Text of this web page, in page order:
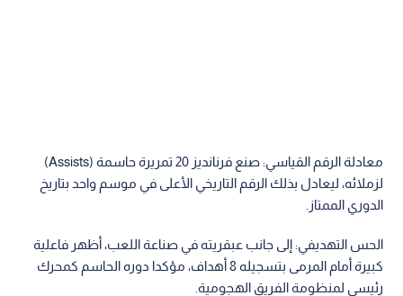
معادلة الرقم القياسي: صنع فرنانديز 20 تمريرة حاسمة (Assists)
لزملائه، ليعادل بذلك الرقم التاريخي الأعلى في موسم واحد بتاريخ
الدوري الممتاز.
الحس التهديفي: إلى جانب عبقريته في صناعة اللعب، أظهر فاعلية
كبيرة أمام المرمى بتسجيله 8 أهداف، مؤكدا دوره الحاسم كمحرك
رئيسي لمنظومة الفريق الهجومية.